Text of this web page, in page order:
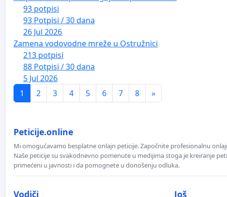
93 potpisi
93 Potpisi / 30 dana
26 Jul 2026
Zamena vodovodne mreže u Ostružnici
213 potpisi
88 Potpisi / 30 dana
5 Jul 2026
1
2 3 4 5 6 7 8 »
Peticije.online
Mi omogućavamo besplatne onlajn peticije. Započnite profesionalnu
Naše peticije su svakodnevno pomenute u medijima stoga je kreiranje
primećeni u javnosti i da pomognete u donošenju odluka.
Vodiči Još